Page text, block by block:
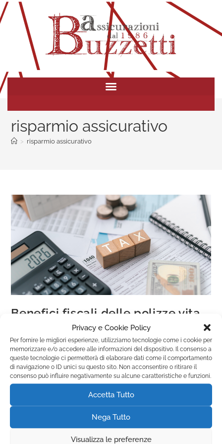
Privacy e Cookie Policy
Per fornire le migliori esperienze, utilizziamo tecnologie come i cookie per
memorizzare e/o accedere alle informazioni del dispositivo. Il consenso a
queste tecnologie ci permetterà di elaborare dati come il comportamento
di navigazione o ID unici su questo sito. Non acconsentire o ritirare il
consenso può influire negativamente su alcune caratteristiche e funzioni.
Accetta Tutto
Nega Tutto
Visualizza le preferenze
risparmio assicurativo
> risparmio assicurativo
Benefici fiscali delle polizze vita
Novità
Continua A Leggere
Protezione e risparmio: un vantaggio concreto per famiglie e
professionisti Polizze vita: più di una semplice copertura La